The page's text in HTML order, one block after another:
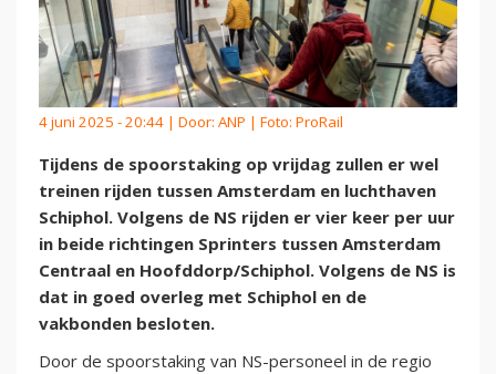
4 juni 2025 - 20:44 | Door: ANP | Foto: ProRail
Tijdens de spoorstaking op vrijdag zullen er wel
treinen rijden tussen Amsterdam en luchthaven
Schiphol. Volgens de NS rijden er vier keer per uur
in beide richtingen Sprinters tussen Amsterdam
Centraal en Hoofddorp/Schiphol. Volgens de NS is
dat in goed overleg met Schiphol en de
vakbonden besloten.
Door de spoorstaking van NS-personeel in de regio